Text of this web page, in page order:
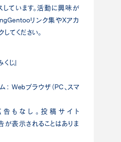
しています。活動に興味が
リンク集やXアカ
てください。
じ』
： Webブラウザ（PC、スマ
もなし。投稿サイト
が表示されることはありま